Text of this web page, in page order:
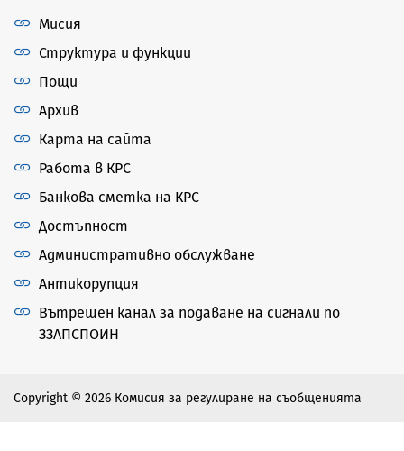
Мисия
Структура и функции
Пощи
Архив
Карта на сайта
Работа в КРС
Банкова сметка на КРС
Достъпност
Административно обслужване
Антикорупция
Вътрешен канал за подаване на сигнали по
ЗЗЛПСПОИН
Copyright © 2026 Комисия за регулиране на съобщенията